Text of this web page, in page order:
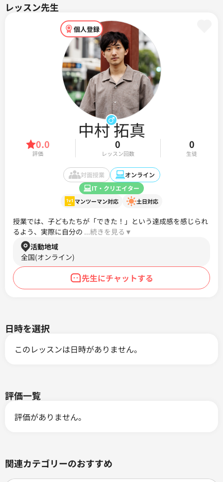
レッスン先生
個人登録
中村 拓真
0.0
評価
0
レッスン回数
0
生徒
対面授業
オンライン
IT・クリエイター
マンツーマン対応 土日対応
授業では、子どもたちが「できた！」という達成感を感じられ
るよう、実際に自分の ...続きを見る▼
活動地域
全国(オンライン)
先生にチャットする
日時を選択
このレッスンは日時がありません。
評価一覧
評価がありません。
関連カテゴリーのおすすめ